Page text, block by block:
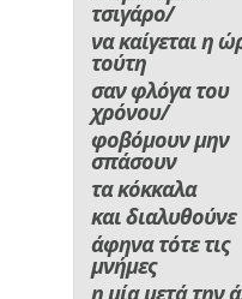
τσιγάρο/
να καίγεται η
τούτη
σαν φλόγα του
χρόνου/
φοβόμουν μην
σπάσουν
τα κόκκαλα
και διαλυθούνε
άφηνα τότε τις
μνήμες